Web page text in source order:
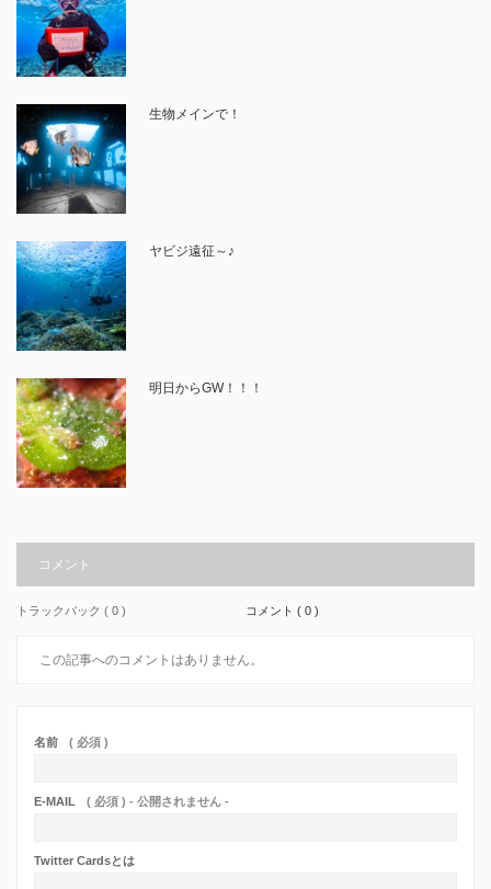
生物メインで！
ヤビジ遠征～♪
明日からGW！！！
コメント
トラックバック ( 0 ) コメント ( 0 )
この記事へのコメントはありません。
名前 ( 必須 )
E-MAIL ( 必須 ) - 公開されません -
Twitter Cardsとは